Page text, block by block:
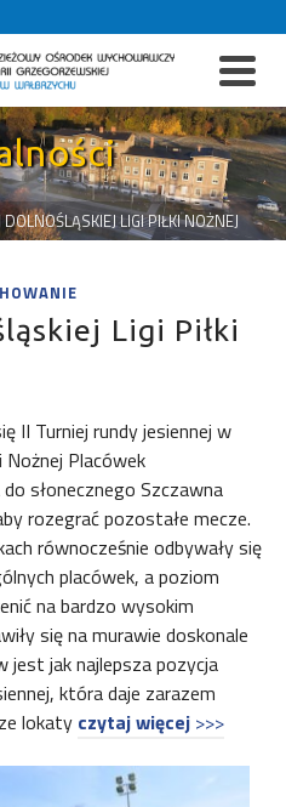
DOLNOŚLĄSKIEJ LIGI PIŁKI NOŻNEJ
Ligi Piłki
II Turniej rundy jesiennej w
Nożnej Placówek
słonecznego Szczawna
rozegrać pozostałe mecze.
równocześnie odbywały się
placówek, a poziom
na bardzo wysokim
się na murawie doskonale
jest jak najlepsza pozycja
która daje zarazem
lokaty czytaj więcej >>>